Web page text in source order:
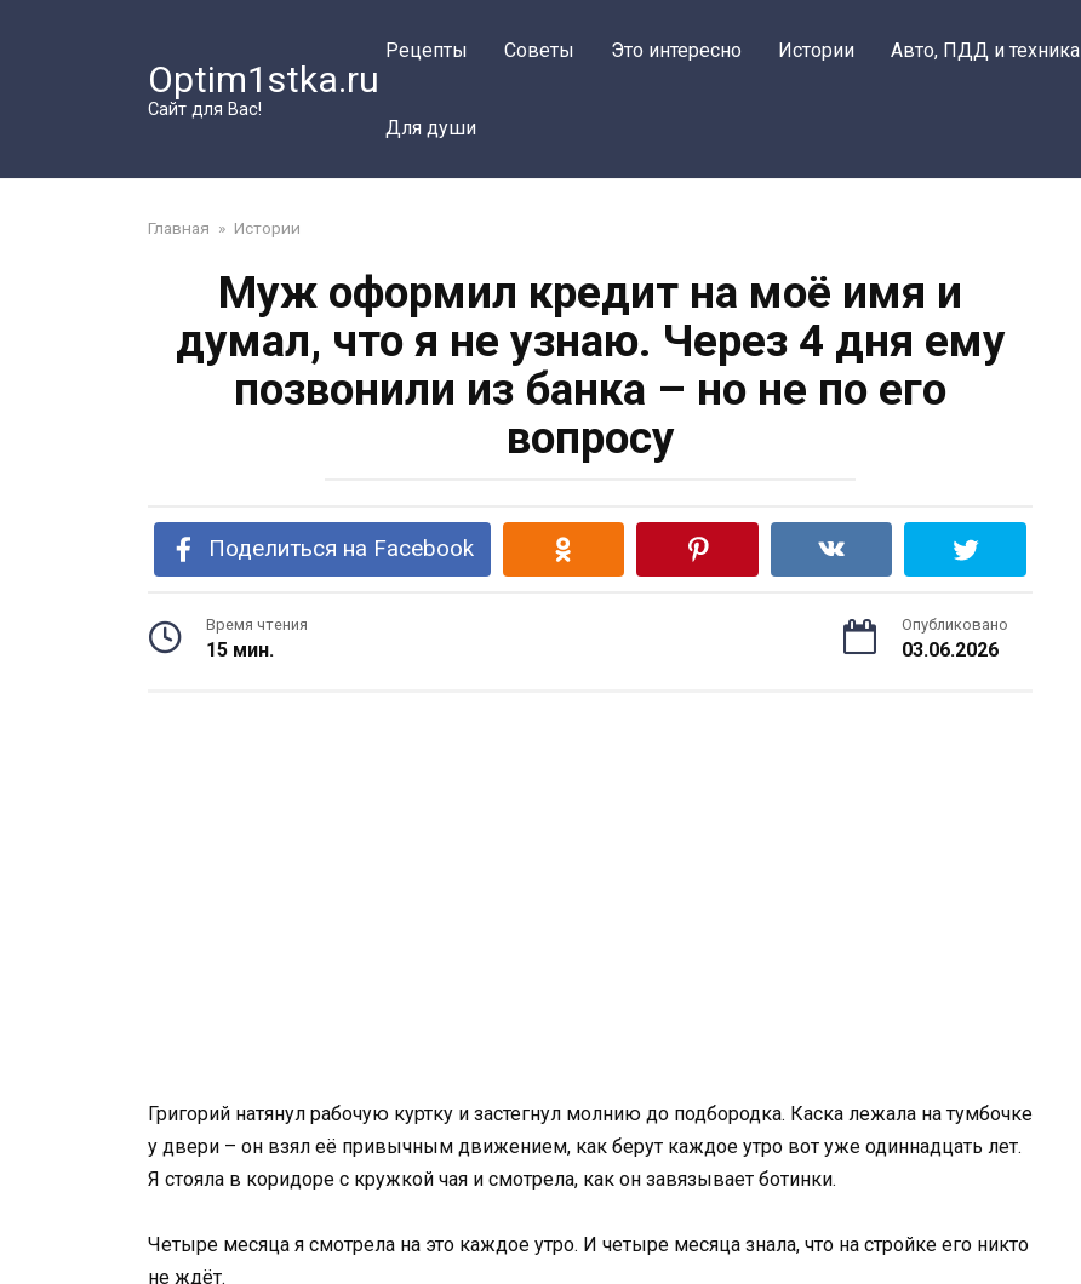
Optim1stka.ru
Сайт для Вас!
Рецепты Советы Это интересно Истории Авто, ПДД и техника
Для души
Главная » Истории
Муж оформил кредит на моё имя и
думал, что я не узнаю. Через 4 дня ему
позвонили из банка – но не по его
вопросу
Поделиться на Facebook
Время чтения
15 мин.
Опубликовано
03.06.2026
Григорий натянул рабочую куртку и застегнул молнию до подбородка. Каска лежала на тумбочке
у двери – он взял её привычным движением, как берут каждое утро вот уже одиннадцать лет.
Я стояла в коридоре с кружкой чая и смотрела, как он завязывает ботинки.
Четыре месяца я смотрела на это каждое утро. И четыре месяца знала, что на стройке его никто
не ждёт.